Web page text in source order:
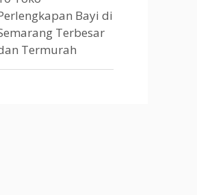
Bayi di
Terbesar
Termurah